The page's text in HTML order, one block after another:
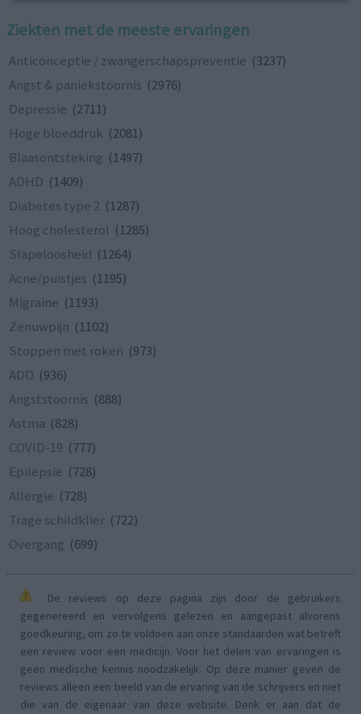
Ziekten met de meeste ervaringen
Anticonceptie / zwangerschapspreventie (3237)
Angst & paniekstoornis (2976)
Depressie (2711)
Hoge bloeddruk (2081)
Blaasontsteking (1497)
ADHD (1409)
Diabetes type 2 (1287)
Hoog cholesterol (1285)
Slapeloosheid (1264)
Acne/puistjes (1195)
Migraine (1193)
Zenuwpijn (1102)
Stoppen met roken (973)
ADD (936)
Angststoornis (888)
Astma (828)
COVID-19 (777)
Epilepsie (728)
Allergie (728)
Trage schildklier (722)
Overgang (699)
De reviews op deze pagina zijn door de gebruikers
gegenereerd en vervolgens gelezen en aangepast alvorens
goedkeuring, om zo te voldoen aan onze standaarden wat betreft
een review voor een medicijn. Voor het delen van ervaringen is
geen medische kennis noodzakelijk. Op deze manier geven de
reviews alleen een beeld van de ervaring van de schrijvers en niet
die van de eigenaar van deze website. Denk er aan dat de